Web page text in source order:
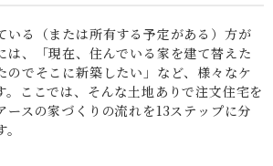
いる（または所有する予定がある）方が
は、「現在、住んでいる家を建て替えた
のでそこに新築したい」など、様々なケ
。ここでは、そんな土地ありで注文住宅を
ースの家づくりの流れを13ステップに分